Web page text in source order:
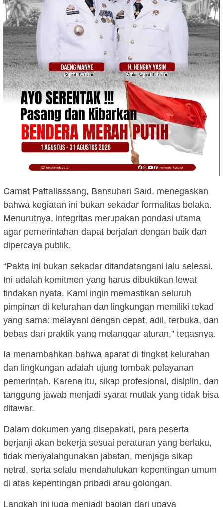
Camat Pattallassang, Bansuhari Said, menegaskan
bahwa kegiatan ini bukan sekadar formalitas belaka.
Menurutnya, integritas merupakan pondasi utama
agar pemerintahan dapat berjalan dengan baik dan
dipercaya publik.
“Pakta ini bukan sekadar ditandatangani lalu selesai.
Ini adalah komitmen yang harus dibuktikan lewat
tindakan nyata. Kami ingin memastikan seluruh
pimpinan di kelurahan dan lingkungan memiliki tekad
yang sama: melayani dengan cepat, adil, terbuka, dan
bebas dari praktik yang melanggar aturan,” tegasnya.
Ia menambahkan bahwa aparat di tingkat kelurahan
dan lingkungan adalah ujung tombak pelayanan
pemerintah. Karena itu, sikap profesional, disiplin, dan
tanggung jawab menjadi syarat mutlak yang tidak bisa
ditawar.
Dalam dokumen yang disepakati, para peserta
berjanji akan bekerja sesuai peraturan yang berlaku,
tidak menyalahgunakan jabatan, menjaga sikap
netral, serta selalu mendahulukan kepentingan umum
di atas kepentingan pribadi atau golongan.
Langkah ini juga menjadi bagian dari upaya